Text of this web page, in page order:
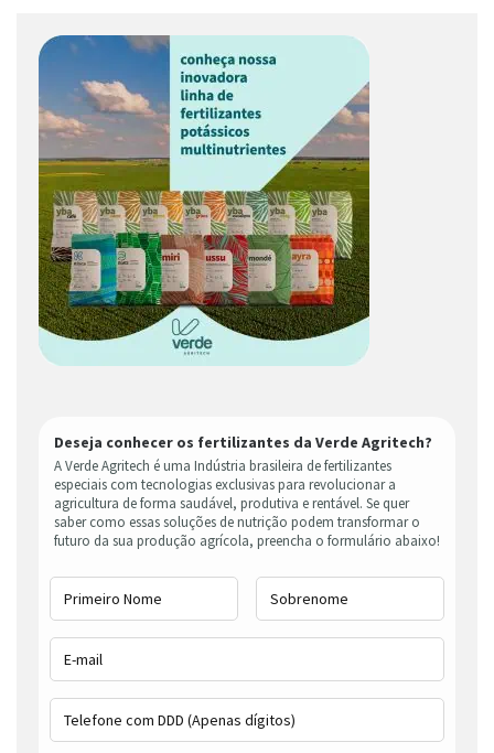
Deseja conhecer os fertilizantes da Verde Agritech?
A Verde Agritech é uma Indústria brasileira de fertilizantes
especiais com tecnologias exclusivas para revolucionar a
agricultura de forma saudável, produtiva e rentável. Se quer
saber como essas soluções de nutrição podem transformar o
futuro da sua produção agrícola, preencha o formulário abaixo!